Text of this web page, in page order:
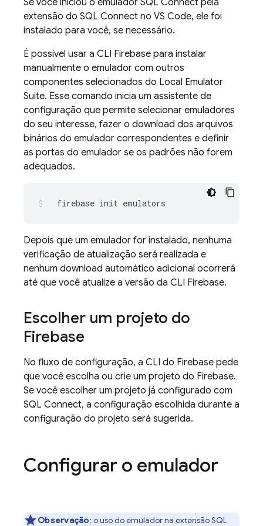
Se você iniciou o emulador SQL Connect pela
extensão do SQL Connect no VS Code, ele foi
instalado para você, se necessário.
É possível usar a CLI Firebase para instalar
manualmente o emulador com outros
componentes selecionados do Local Emulator
Suite. Esse comando inicia um assistente de
configuração que permite selecionar emuladores
do seu interesse, fazer o download dos arquivos
binários do emulador correspondentes e definir
as portas do emulador se os padrões não forem
adequados.
firebase init emulators
Depois que um emulador for instalado, nenhuma
verificação de atualização será realizada e
nenhum download automático adicional ocorrerá
até que você atualize a versão da CLI Firebase.
Escolher um projeto do
Firebase
No fluxo de configuração, a CLI do Firebase pede
que você escolha ou crie um projeto do Firebase.
Se você escolher um projeto já configurado com
SQL Connect, a configuração escolhida durante a
configuração do projeto será sugerida.
Configurar o emulador
Observação: o uso do emulador na extensão SQL